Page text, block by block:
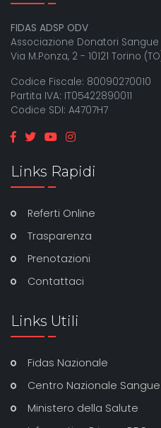
FIDAS ADSP ODV
Associazione Donatori
Via M.Ponza, 2 - 10121 Torino
Codice Fiscale: 80090270010
Partita IVA: IT05422890011
Codice SDI: A4707H7
Links Rapidi
Referti Online
Trasparenza
Prenotazioni
Contattaci
Links Utili
Fidas Nazionale
Centro Nazionale Sangue
Ministero della Salute